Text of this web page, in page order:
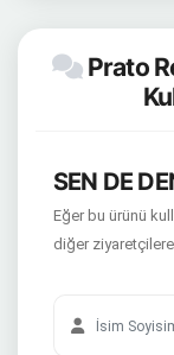
Prato
SEN DE
Eğer bu ürünü
diğer